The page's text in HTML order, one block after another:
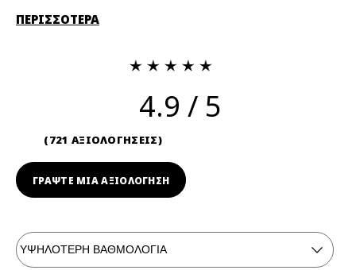
ΠΕΡΙΣΣΟΤΕΡΑ
4.9
721 ΑΞΙΟΛΟΓΗΣΕΙΣ
ΓΡΆΨΤΕ ΜΙΑ ΑΞΙΟΛΟΓΗΣΗ